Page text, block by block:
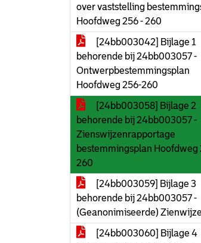
over vaststelling
Hoofdweg 256 - 260
[24bb003042] Bijlage 1
behorende bij 24bb003057 -
Ontwerpbestemmingsplan
Hoofdweg 256-260
[24bb003058] Bijlage 2
behorende bij 24bb003057 -
Zienswijzenrapportage
bestemmingsplan Hoofdweg
260
[24bb003059] Bijlage 3
behorende bij 24bb003057 -
(Geanonimiseerde)
[24bb003060] Bijlage 4